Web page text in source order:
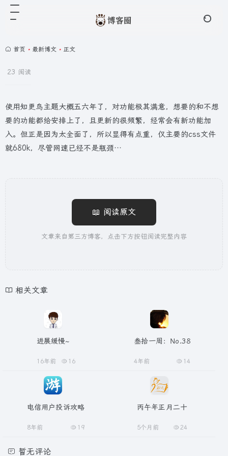
首页 • 最新博文 • 正文
23 阅读
使用知更鸟主题大概五六年了，对功能极其满意，想要的和不想
要的功能都给安排上了，且更新的很频繁，经常会有新功能加
入。但正是因为太全面了，所以显得有点重，仅主要的css文件
就680k，尽管网速已经不是瓶颈…
📖 阅读原文
文章来自第三方博客，点击下方按钮阅读完整内容
相关文章
进展缓慢~
16年前 16
叁拾一周：No.38
4年前 14
电信用户投诉攻略
8年前 19
丙午年正月二十
5个月前 24
暂无评论